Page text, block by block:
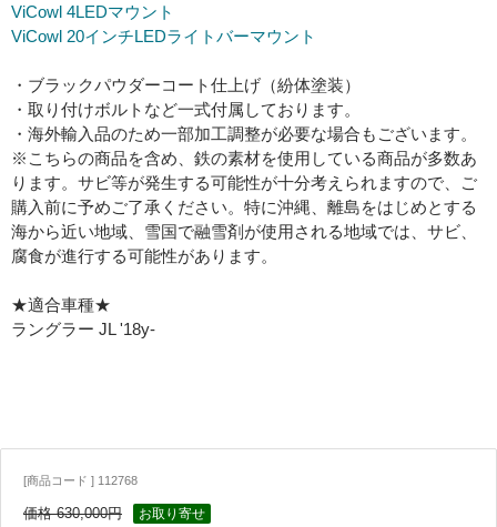
ViCowl 4LEDマウント
ViCowl 20インチLEDライトバーマウント
・ブラックパウダーコート仕上げ（紛体塗装）
・取り付けボルトなど一式付属しております。
・海外輸入品のため一部加工調整が必要な場合もございます。
※こちらの商品を含め、鉄の素材を使用している商品が多数あ
ります。サビ等が発生する可能性が十分考えられますので、ご
購入前に予めご了承ください。特に沖縄、離島をはじめとする
海から近い地域、雪国で融雪剤が使用される地域では、サビ、
腐食が進行する可能性があります。
★適合車種★
ラングラー JL '18y-
[商品コード ] 112768
価格 630,000円 お取り寄せ